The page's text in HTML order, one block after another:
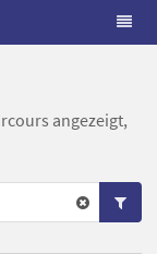
angezeigt,